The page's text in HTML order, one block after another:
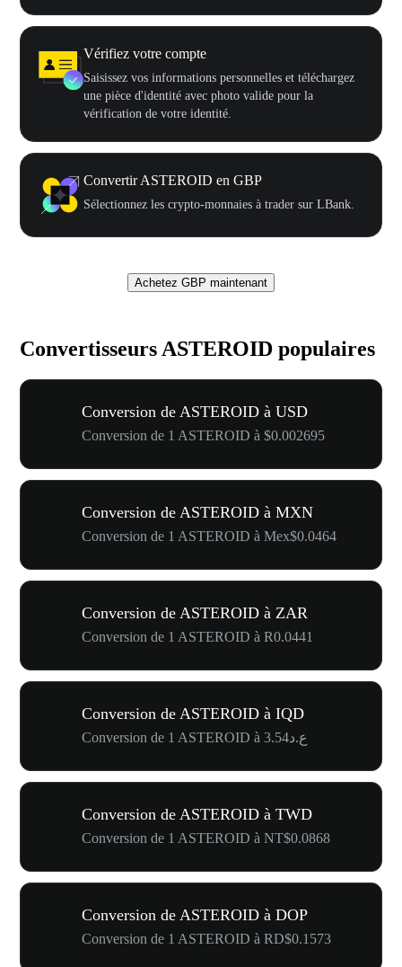
Vérifiez votre compte
Saisissez vos informations personnelles et téléchargez
une pièce d'identité avec photo valide pour la
vérification de votre identité.
Convertir ASTEROID en GBP
Sélectionnez les crypto-monnaies à trader sur LBank.
Achetez GBP maintenant
Convertisseurs ASTEROID populaires
Conversion de ASTEROID à USD
Conversion de 1 ASTEROID à $0.002695
Conversion de ASTEROID à MXN
Conversion de 1 ASTEROID à Mex$0.0464
Conversion de ASTEROID à ZAR
Conversion de 1 ASTEROID à R0.0441
Conversion de ASTEROID à IQD
Conversion de 1 ASTEROID à ع.د3.54
Conversion de ASTEROID à TWD
Conversion de 1 ASTEROID à NT$0.0868
Conversion de ASTEROID à DOP
Conversion de 1 ASTEROID à RD$0.1573